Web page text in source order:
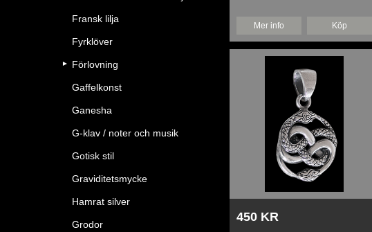
Fransk lilja
Fyrklöver
Förlovning
Gaffelkonst
Ganesha
G-klav / noter och musik
Gotisk stil
Graviditetsmycke
Hamrat silver
Grodor
Mer info Köp
450 KR